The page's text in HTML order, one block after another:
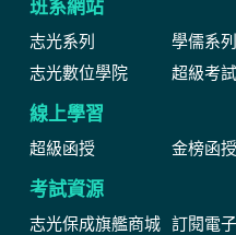
班系網站
志光系列 學儒系列
志光數位學院
超級考
線上學習
超級函授 金榜函授
考試資源
志光保成旗艦商城 訂閱電